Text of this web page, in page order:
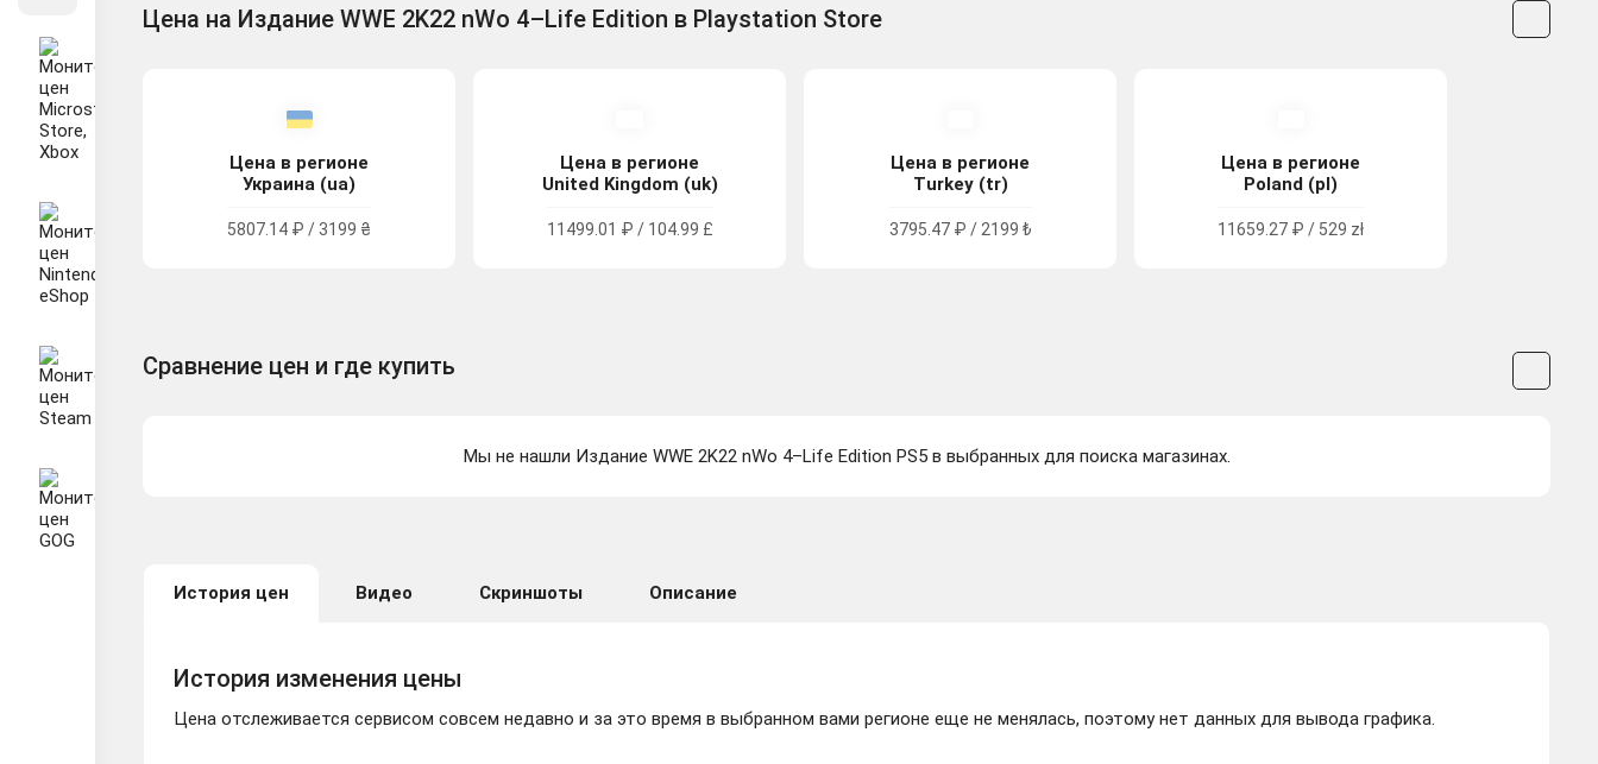
Цена на Издание WWE 2K22 nWo 4–Life Edition в Playstation Store
Цена в регионе
Украина (ua)
5807.14 ₽ / 3199 ₴
Цена в регионе
United Kingdom (uk)
11499.01 ₽ / 104.99 £
Цена в регионе
Turkey (tr)
3795.47 ₽ / 2199 ₺
Цена в регионе
Poland (pl)
11659.27 ₽ / 529 zł
Сравнение цен и где купить
Мы не нашли Издание WWE 2K22 nWo 4–Life Edition PS5 в выбранных для поиска магазинах.
История цен Видео Скриншоты Описание
История изменения цены
Цена отслеживается сервисом совсем недавно и за это время в выбранном вами регионе еще не менялась, поэтому нет данных для вывода графика.